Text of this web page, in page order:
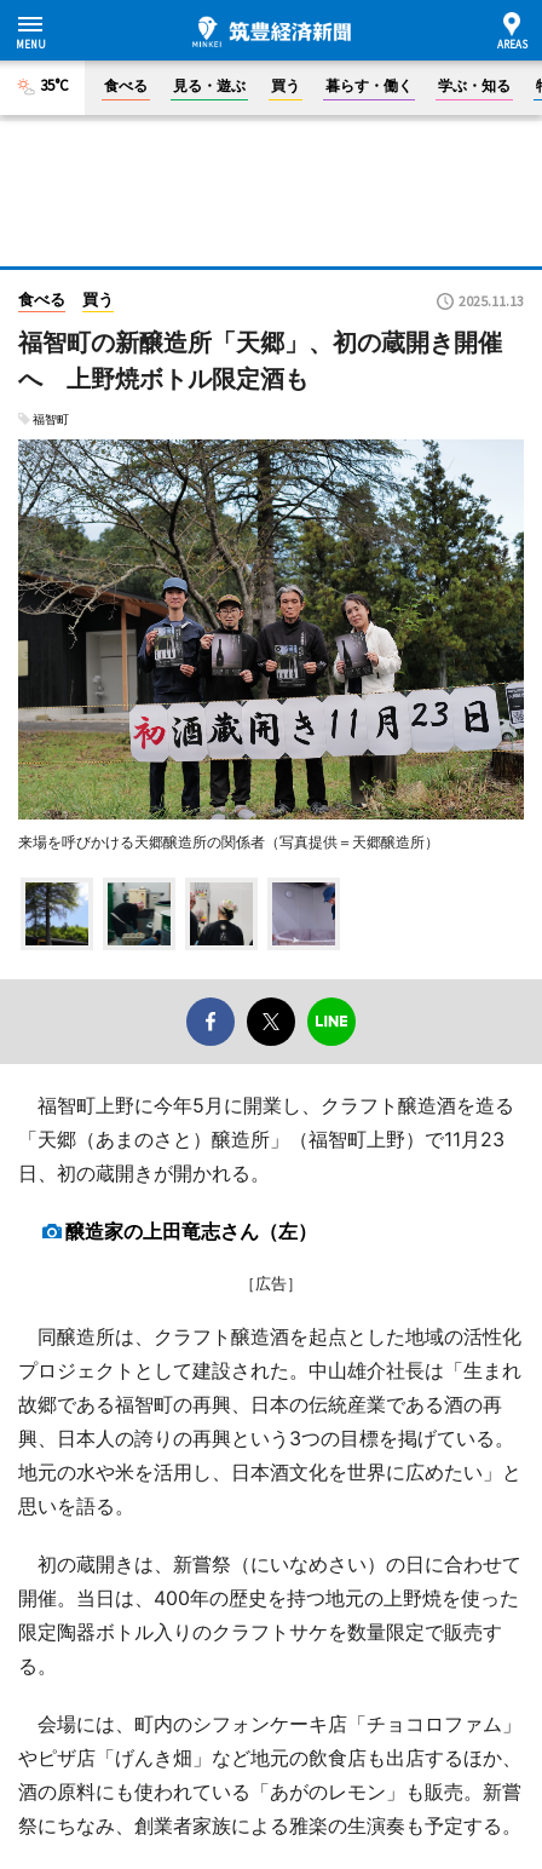
35°C 食べる 見る・遊ぶ 買う 暮らす・働く 学ぶ・知る
食べる 買う 2025.11.13
福智町の新醸造所「天郷」、初の蔵開き開催
へ 上野焼ボトル限定酒も
福智町
来場を呼びかける天郷醸造所の関係者（写真提供＝天郷醸造所）
福智町上野に今年5月に開業し、クラフト醸造酒を造る
「天郷（あまのさと）醸造所」（福智町上野）で11月23
日、初の蔵開きが開かれる。
醸造家の上田竜志さん（左）
［広告］
同醸造所は、クラフト醸造酒を起点とした地域の活性化
プロジェクトとして建設された。中山雄介社長は「生まれ
故郷である福智町の再興、日本の伝統産業である酒の再
興、日本人の誇りの再興という3つの目標を掲げている。
地元の水や米を活用し、日本酒文化を世界に広めたい」と
思いを語る。
初の蔵開きは、新嘗祭（にいなめさい）の日に合わせて
開催。当日は、400年の歴史を持つ地元の上野焼を使った
限定陶器ボトル入りのクラフトサケを数量限定で販売す
る。
会場には、町内のシフォンケーキ店「チョコロファム」
やピザ店「げんき畑」など地元の飲食店も出店するほか、
酒の原料にも使われている「あがのレモン」も販売。新嘗
祭にちなみ、創業者家族による雅楽の生演奏も予定する。